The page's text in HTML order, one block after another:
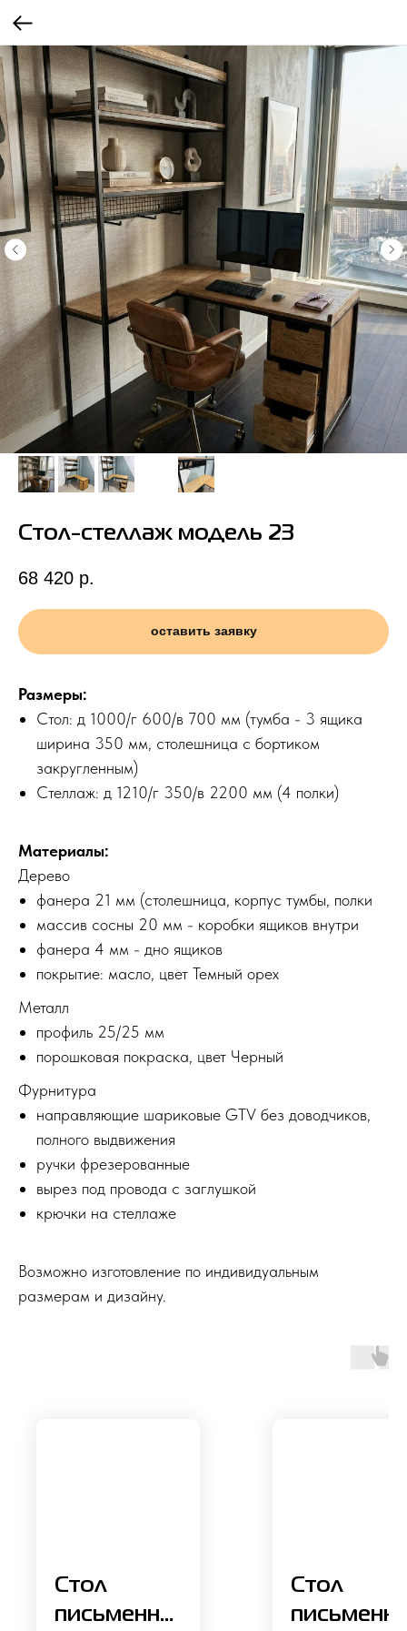
Стол-стеллаж модель 23
68 420 р.
оставить заявку
Размеры:
Стол: д 1000/г 600/в 700 мм (тумба - 3 ящика
ширина 350 мм, столешница с бортиком
закругленным)
Стеллаж: д 1210/г 350/в 2200 мм (4 полки)
Материалы:
Дерево
фанера 21 мм (столешница, корпус тумбы, полки
массив сосны 20 мм - коробки ящиков внутри
фанера 4 мм - дно ящиков
покрытие: масло, цвет Темный орех
Металл
профиль 25/25 мм
порошковая покраска, цвет Черный
Фурнитура
направляющие шариковые GTV без доводчиков,
полного выдвижения
ручки фрезерованные
вырез под провода с заглушкой
крючки на стеллаже
Возможно изготовление по индивидуальным
размерам и дизайну.
Стол
письменны
Стол